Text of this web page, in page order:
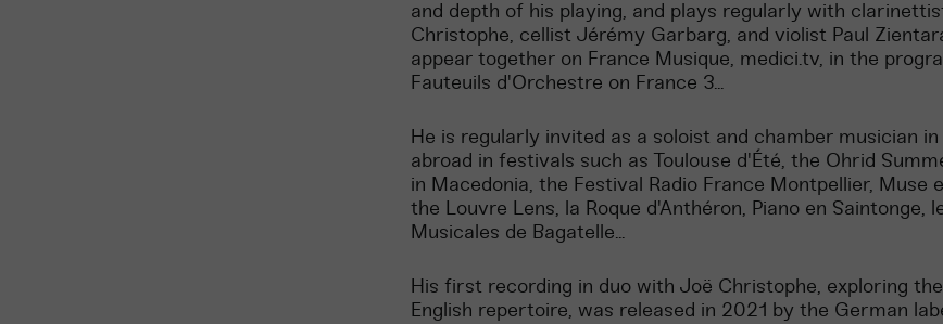
and depth of his playing, and plays regularly with
Christophe, cellist Jérémy Garbarg, and violist Paul
appear together on France Musique, medici.tv, in the
Fauteuils d'Orchestre on France 3...
He is regularly invited as a soloist and chamber musician in
abroad in festivals such as Toulouse d'Été, the Ohrid
in Macedonia, the Festival Radio France Montpellier, Muse
the Louvre Lens, la Roque d'Anthéron, Piano en Saintonge,
Musicales de Bagatelle...
His first recording in duo with Joë Christophe, exploring
English repertoire, was released in 2021 by the German